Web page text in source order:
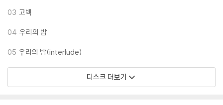
사랑과 관심을 받고 있는 그가 이번 앨범에서는 또 어떤 감성을 보여줄지
03 고백
04 우리의 밤
05 우리의 밤(interlude)
디스크 더보기